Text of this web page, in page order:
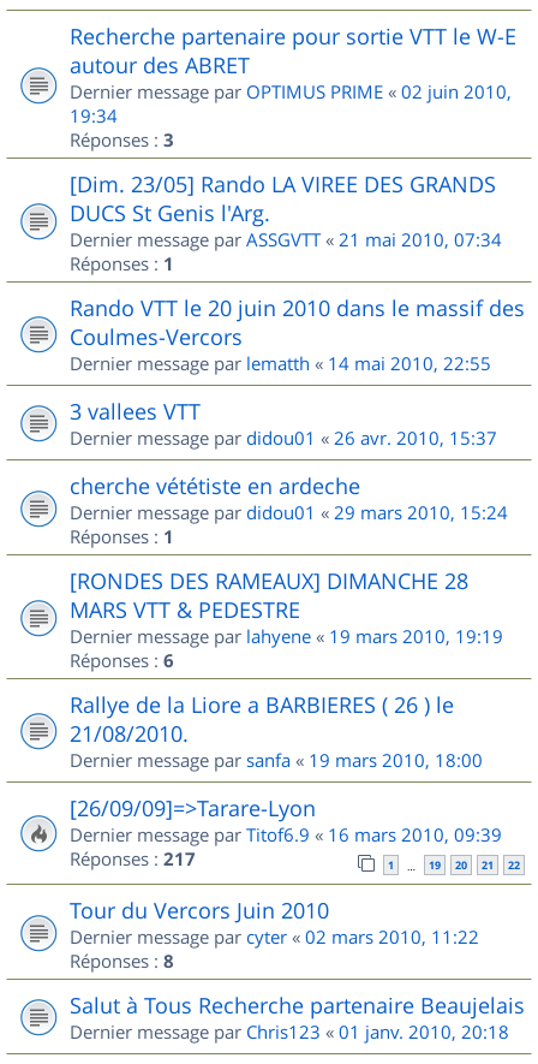
Recherche partenaire pour sortie VTT le W-E
autour des ABRET
Dernier message par OPTIMUS PRIME « 02 juin 2010,
19:34
Réponses : 3
[Dim. 23/05] Rando LA VIREE DES GRANDS
DUCS St Genis l'Arg.
Dernier message par ASSGVTT« 21 mai 2010, 07:34
Réponses : 1
Rando VTT le 20 juin 2010 dans le massif des
Coulmes-Vercors
Dernier message par lematth « 14 mai 2010, 22:55
3 vallees VTT
Dernier message par didou01 « 26 avr. 2010, 15:37
cherche vététiste en ardeche
Dernier message par didou01 « 29 mars 2010, 15:24
Réponses : 1
[RONDES DES RAMEAUX] DIMANCHE 28
MARS VTT & PEDESTRE
Dernier message par lahyene « 19 mars 2010, 19:19
Réponses : 6
Rallye de la Liore a BARBIERES ( 26 ) le
21/08/2010.
Dernier message par sanfa « 19 mars 2010, 18:00
[26/09/09]=>Tarare-Lyon
Dernier message par Titof6.9 « 16 mars 2010, 09:39
Réponses : 217 1 … 19 20 21 22
Tour du Vercors Juin 2010
Dernier message par cyter « 02 mars 2010, 11:22
Réponses : 8
Salut à Tous Recherche partenaire Beaujelais
Dernier message par Chris123 « 01 janv. 2010, 20:18